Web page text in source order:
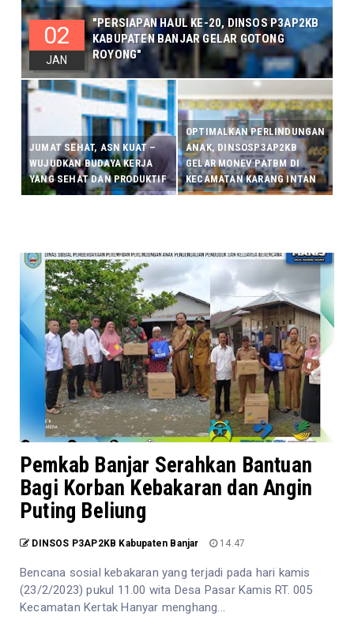
"PERSIAPAN HAUL KE-20, DINSOS P3AP2KB
KABUPATEN BANJAR GELAR GOTONG
ROYONG"
02
JAN
JUMAT SEHAT, ASN KUAT –
WUJUDKAN BUDAYA KERJA
YANG SEHAT DAN PRODUKTIF
OPTIMALKAN PERLINDUNGAN
ANAK, DINSOSP3AP2KB
GELAR MONEV PATBM DI
KECAMATAN KARANG INTAN
Pemkab Banjar Serahkan Bantuan
Bagi Korban Kebakaran dan Angin
Puting Beliung
DINSOS P3AP2KB Kabupaten Banjar 14.47
Bencana sosial kebakaran yang terjadi pada hari kamis
(23/2/2023) pukul 11.00 wita Desa Pasar Kamis RT. 005
Kecamatan Kertak Hanyar menghang...